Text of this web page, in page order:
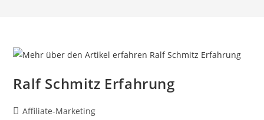
Ralf Schmitz Erfahrung
Beitrags-
Affiliate-Marketing